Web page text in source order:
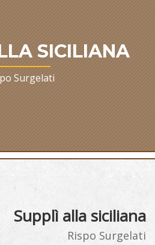
SICILIANA
Surgelati
Supplì alla siciliana
Rispo Surgelati